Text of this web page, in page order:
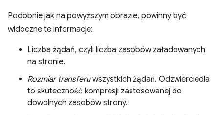
Podobnie jak na powyższym obrazie, powinny być
widoczne te informacje:
Liczba żądań, czyli liczba zasobów załadowanych
na stronie.
Rozmiar transferuwszystkich żądań. Odzwierciedla
to skuteczność kompresji zastosowanej do
dowolnych zasobów strony.